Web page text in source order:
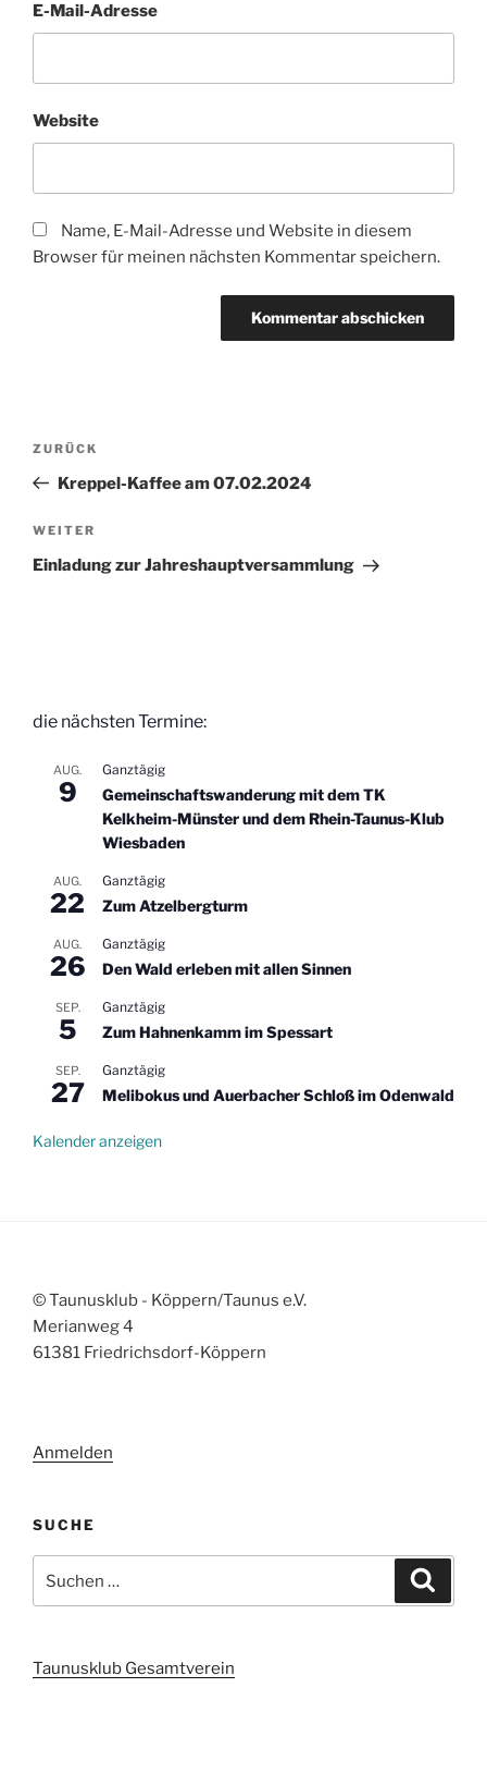
E-Mail-Adresse
Website
Name, E-Mail-Adresse und Website in diesem
Browser für meinen nächsten Kommentar speichern.
Beitragsnavigation
Vorheriger
Beitrag
ZURÜCK
Kreppel-Kaffee am 07.02.2024
Nächster
Beitrag
WEITER
Einladung zur Jahreshauptversammlung
die nächsten Termine:
AUG.
9
Ganztägig
Gemeinschaftswanderung mit dem TK
Kelkheim-Münster und dem Rhein-Taunus-Klub
Wiesbaden
AUG.
22
Ganztägig
Zum Atzelbergturm
AUG.
26
Ganztägig
Den Wald erleben mit allen Sinnen
SEP.
5
Ganztägig
Zum Hahnenkamm im Spessart
SEP.
27
Ganztägig
Melibokus und Auerbacher Schloß im Odenwald
Kalender anzeigen
© Taunusklub - Köppern/Taunus e.V.
Merianweg 4
61381 Friedrichsdorf-Köppern
Anmelden
SUCHE
nach:
Taunusklub Gesamtverein